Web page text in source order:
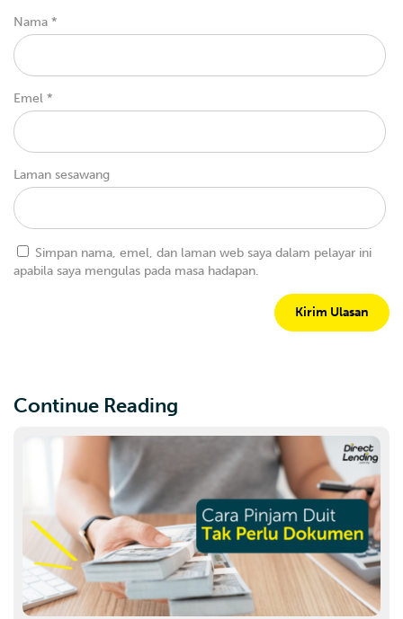
Nama *
Emel *
Laman sesawang
Simpan nama, emel, dan laman web saya dalam pelayar ini
apabila saya mengulas pada masa hadapan.
Continue Reading